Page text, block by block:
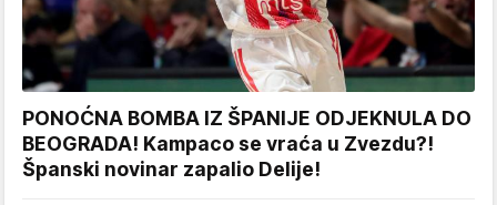
PONOĆNA BOMBA IZ ŠPANIJE ODJEKNULA DO
BEOGRADA! Kampaco se vraća u Zvezdu?!
Španski novinar zapalio Delije!